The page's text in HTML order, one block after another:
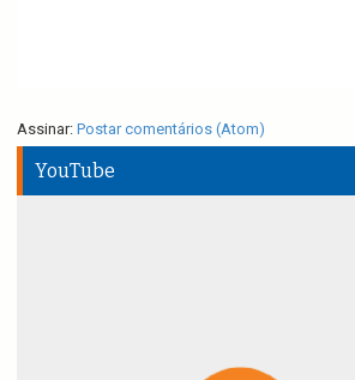
Assinar: Postar comentários (Atom)
YouTube